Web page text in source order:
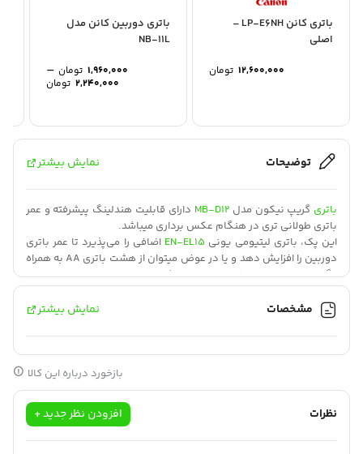
باتری کانن LP-E6NH –
اصلی
12,600,000 تومان
باتری دوربین کانن مدل
NB-11L
1,960,000 تومان –
2,240,000 تومانمحدوده
تا
2,240,000
توضیحات نمایش بیشتر
باتری گریپ نیکون مدلMB-D12 دارای قابلیت هندلینگ پیشرفته و عمر
باتری طولانی تری در هنگام عکس برداری میباشد.
این پک، باتری لیتیومی یونی EN-EL15 اضافی را می‌پذیرد تا عمر باتری
دوربین را افزایش دهد و یا در عوض میتوان از هشت باتری AA به همراه
نگهدارنده باتری MS-D12 AA استفاده کرد.
طراحی دستیگره عکاسی در جهت عمودی بسیار پیشرفته و راحت بوده و
همچنین ساختار ارگونومیک تری را برای دوربین فراهم می‌کند.
مشخصات نمایش بیشتر
بازخورد درباره این کالا
نظرات افزودن نظر جدید +